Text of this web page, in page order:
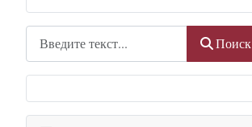
Поиск
Поиск